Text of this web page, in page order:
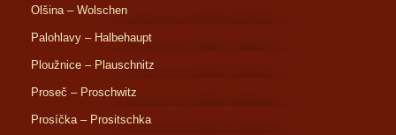
Olšina – Wolschen
Palohlavy – Halbehaupt
Ploužnice – Plauschnitz
Proseč – Proschwitz
Prosíčka – Prositschka